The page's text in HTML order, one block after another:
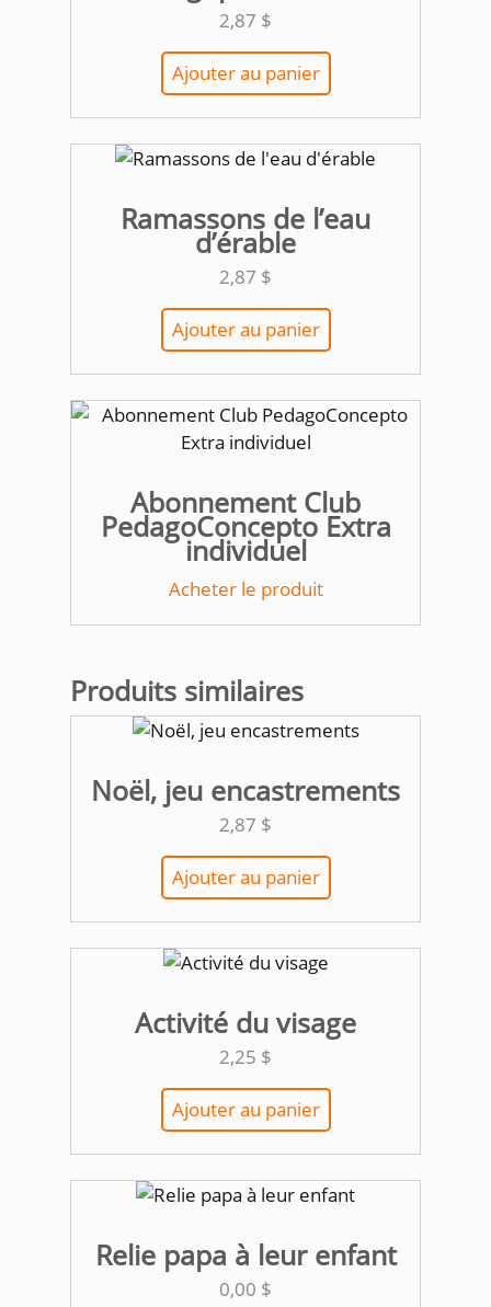
2,87 $
Ajouter au panier
Ramassons de l’eau
d’érable
2,87 $
Ajouter au panier
Abonnement Club
PedagoConcepto Extra
individuel
Acheter le produit
Produits similaires
Noël, jeu encastrements
2,87 $
Ajouter au panier
Activité du visage
2,25 $
Ajouter au panier
Relie papa à leur enfant
0,00 $